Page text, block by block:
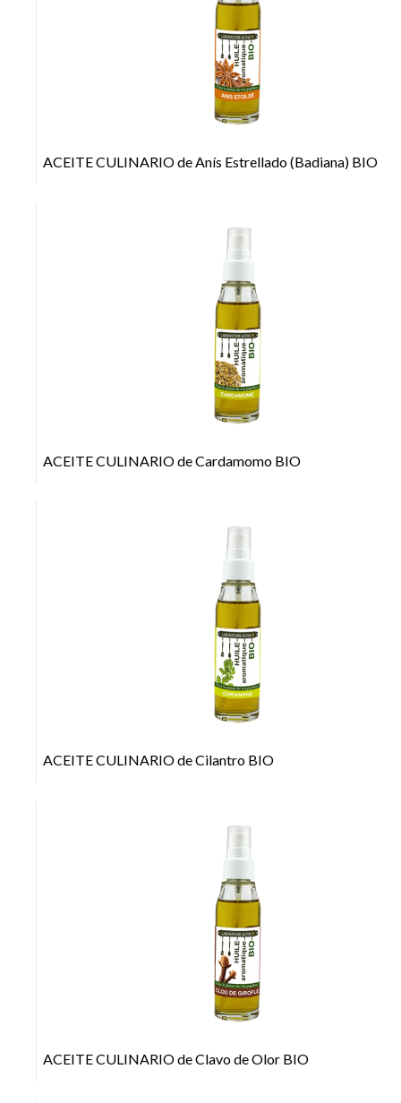
ACEITE CULINARIO de Anís Estrellado (Badiana) BIO
+
ACEITE CULINARIO de Cardamomo BIO
+
ACEITE CULINARIO de Cilantro BIO
+
ACEITE CULINARIO de Clavo de Olor BIO
+